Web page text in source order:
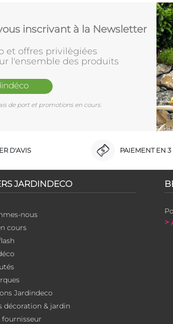
inscrivant à la Newsletter
et offres privilègiées
l'ensemble des produits
de port et promotions en cours.
D'AVIS PAIEMENT EN 3
JARDINDECO
nous
cours
Jardindeco
décoration & jardin
fournisseur
>